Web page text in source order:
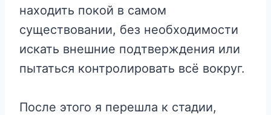
находить покой в самом
существовании, без необходимости
искать внешние подтверждения или
пытаться контролировать всё вокруг.
После этого я перешла к стадии,